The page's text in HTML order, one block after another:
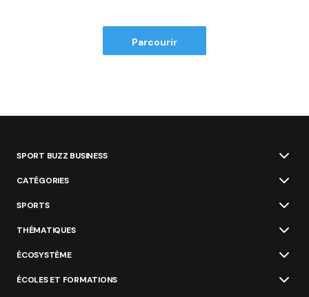
Parcourir
SPORT BUZZ BUSINESS
CATÉGORIES
SPORTS
THÉMATIQUES
ÉCOSYSTÈME
ÉCOLES ET FORMATIONS